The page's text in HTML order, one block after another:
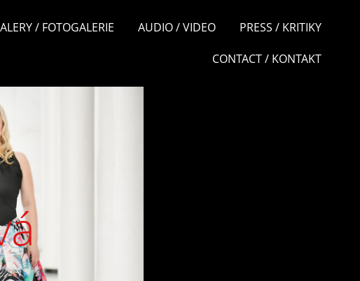
/ FOTOGALERIE AUDIO / VIDEO PRESS / KRITIKY
CONTACT / KONTAKT